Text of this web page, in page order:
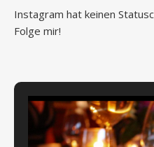
Instagram hat keinen
Folge mir!